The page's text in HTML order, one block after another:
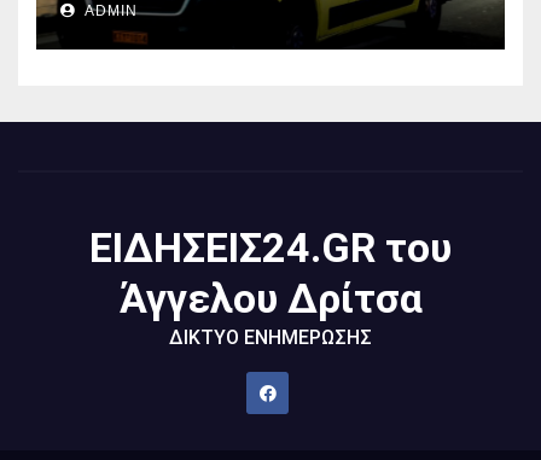
ADMIN
ΕΙΔΗΣΕΙΣ24.GR του
Άγγελου Δρίτσα
ΔΙΚΤΥΟ ΕΝΗΜΕΡΩΣΗΣ